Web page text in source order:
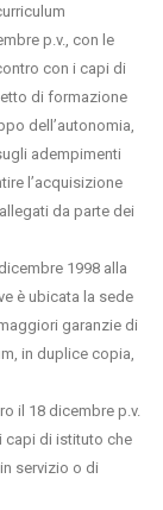
p.v., con le
con i capi di
di formazione
dell’autonomia,
adempimenti
l’acquisizione
da parte dei
1998 alla
è ubicata la sede
garanzie di
in duplice copia,
il 18 dicembre p.v.
capi di istituto che
servizio o di